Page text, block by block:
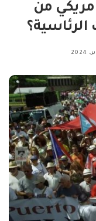
مليون أمريكي من
الرئاسية؟